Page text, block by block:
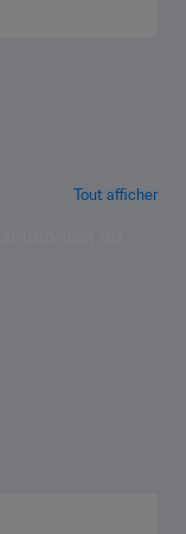
Tout afficher